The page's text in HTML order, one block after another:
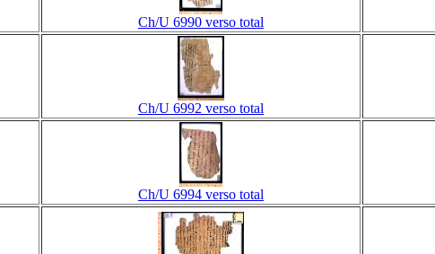
Ch/U 6990 verso total
Ch/U 6992 verso total
Ch/U 6994 verso total